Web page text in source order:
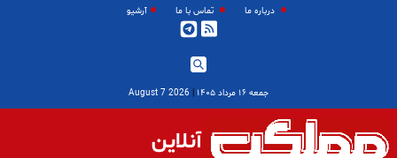
درباره ما تماس با ما آرشیو
جمعه ۱۶ مرداد ۱۴۰۵ |
2026 August 7
آنلاین